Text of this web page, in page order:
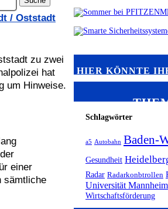
/ Oststadt
zu zwei
hat
um Hinweise.
einer
sämtliche
HIER KÖNNTE
Schlagwörter
a5 Autobahn Baden-
Gesundheit
Radar Radarkonbtrollen
Universität Mannheim
Wirtschaftsförderung